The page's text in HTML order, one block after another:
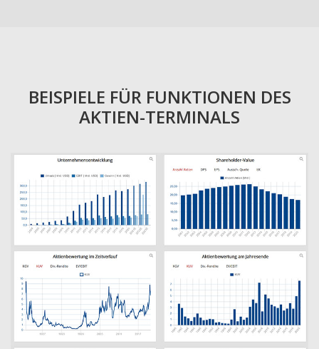
BEISPIELE FÜR FUNKTIONEN DES
AKTIEN-TERMINALS